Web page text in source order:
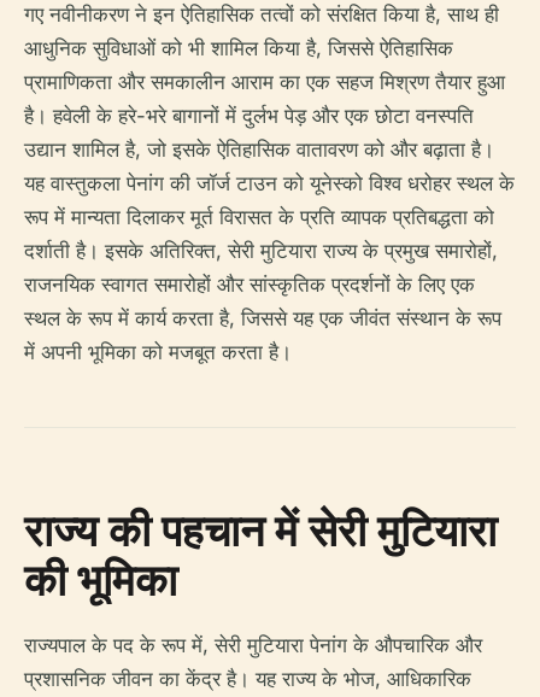
गए नवीनीकरण ने इन ऐतिहासिक तत्वों को संरक्षित किया है, साथ ही
आधुनिक सुविधाओं को भी शामिल किया है, जिससे ऐतिहासिक
प्रामाणिकता और समकालीन आराम का एक सहज मिश्रण तैयार हुआ
है। हवेली के हरे-भरे बागानों में दुर्लभ पेड़ और एक छोटा वनस्पति
उद्यान शामिल है, जो इसके ऐतिहासिक वातावरण को और बढ़ाता है।
यह वास्तुकला पेनांग की जॉर्ज टाउन को यूनेस्को विश्व धरोहर स्थल के
रूप में मान्यता दिलाकर मूर्त विरासत के प्रति व्यापक प्रतिबद्धता को
दर्शाती है। इसके अतिरिक्त, सेरी मुटियारा राज्य के प्रमुख समारोहों,
राजनयिक स्वागत समारोहों और सांस्कृतिक प्रदर्शनों के लिए एक
स्थल के रूप में कार्य करता है, जिससे यह एक जीवंत संस्थान के रूप
में अपनी भूमिका को मजबूत करता है।
राज्य की पहचान में सेरी मुटियारा
की भूमिका
राज्यपाल के पद के रूप में, सेरी मुटियारा पेनांग के औपचारिक और
प्रशासनिक जीवन का केंद्र है। यह राज्य के भोज, आधिकारिक